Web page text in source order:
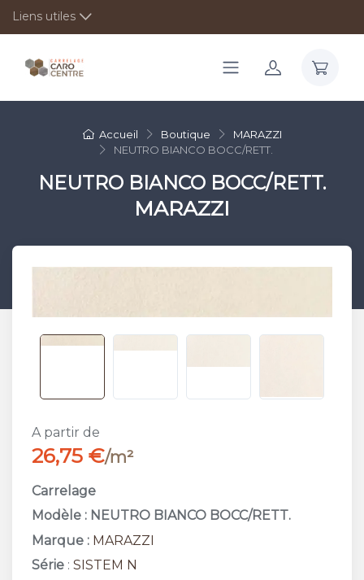
Liens utiles
Accueil Boutique
MARAZZI
NEUTRO BIANCO BOCC/RETT.
NEUTRO BIANCO BOCC/RETT.
MARAZZI
A partir de
26,75 €/m²
Carrelage
Modèle : NEUTRO BIANCO BOCC/RETT.
Marque : MARAZZI
Série : SISTEM N